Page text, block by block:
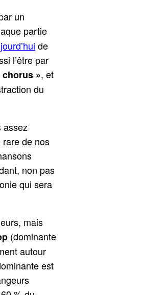
un
partie
de
l’être par
chorus », et
du
assez
rare de nos
non pas
qui sera
mais
(dominante
autour
est